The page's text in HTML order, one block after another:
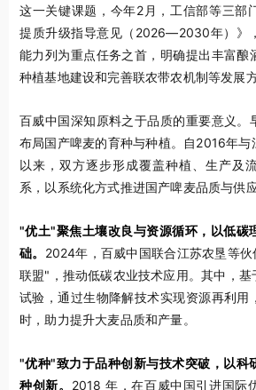
这一关键课题，今年2月，工信部等三部
提质升级指导意见（2026—2030年）》
能力列为重点任务之首，明确提出丰富酿
种植基地建设和完善联农带农机制等发展方
百威中国深知原料之于品质的重要意义。
布局国产啤麦的育种与种植。自2016年与
以来，双方逐步形成覆盖种植、生产及
系，以系统化方式推进国产啤麦品质与供
"优土"聚焦土壤改良与资源循环，以低碳
础。 2024年，百威中国联合江苏农垦等
联盟"，推动低碳农业技术应用。其中，
试验，通过生物降解技术实现资源再利用
时，助力提升大麦品质和产量。
"优种"致力于品种创新与技术突破，以科
种创新。 2018 年，在百威中国引进国际